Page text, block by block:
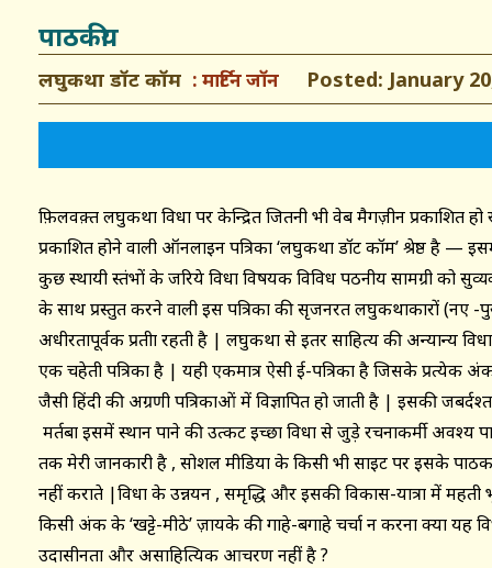
पाठकीय
लघुकथा डॉट कॉम मार्टिन जॉन Posted: January
फ़िलवक़्त लघुकथा विधा पर केन्द्रित जितनी भी वेब मैगज़ीन प्रकाशित
प्रकाशित होने वाली ऑनलाइन पत्रिका ‘लघुकथा डॉट कॉम’ श्रेष्ठ है —
कुछ स्थायी स्तंभों के जरिये विधा विषयक विविध पठनीय सामग्री को
के साथ प्रस्तुत करने वाली इस पत्रिका की सृजनरत लघुकथाकारों (नए -
अधीरतापूर्वक प्रतीक्षा रहती है | लघुकथा से इतर साहित्य की अन्यान्य
एक चहेती पत्रिका है | यही एकमात्र ऐसी ई-पत्रिका है जिसके प्रत्येक
जैसी हिंदी की अग्रणी पत्रिकाओं में विज्ञापित हो जाती है | इसकी
मर्तबा इसमें स्थान पाने की उत्कट इच्छा विधा से जुड़े रचनाकर्मी
तक मेरी जानकारी है , सोशल मीडिया के किसी भी साइट पर इसके
नहीं कराते |विधा के उन्नयन , समृद्धि और इसकी विकास-यात्रा में महती
किसी अंक के ‘खट्टे-मीठे’ ज़ायके की गाहे-बगाहे चर्चा न करना क्या यह
उदासीनता और असाहित्यिक आचरण नहीं है ?